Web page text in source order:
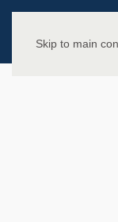
Skip to main